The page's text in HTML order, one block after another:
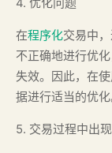
在程序化交易中
不正确地进行优
失效。因此，在
据进行适当的优化
5. 交易过程中出